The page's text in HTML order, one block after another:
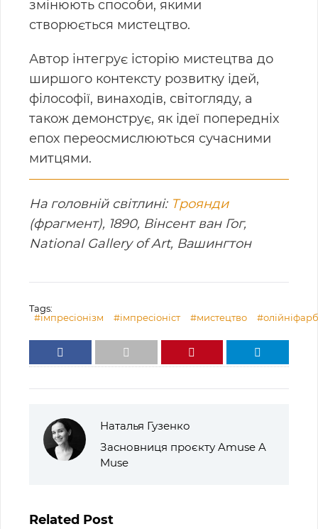
змінюють способи, якими
створюється мистецтво.
Автор інтегрує історію мистецтва до
ширшого контексту розвитку ідей,
філософії, винаходів, світогляду, а
також демонструє, як ідеї попередніх
епох переосмислюються сучасними
митцями.
На головній світлині: Троянди
(фрагмент), 1890, Вінсент ван Гог,
National Gallery of Art, Вашингтон
Tags:
#імпресіонізм
#імпресіоніст #мистецтво
Наталья Гузенко
Засновниця проєкту Amuse A
Muse
Related Post